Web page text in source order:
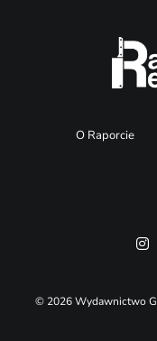
O Raporcie
© 2026 Wydawnictwo